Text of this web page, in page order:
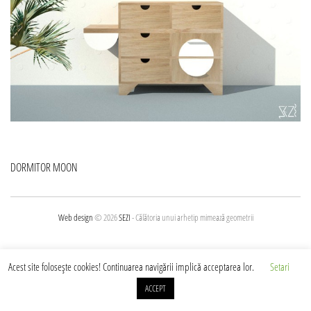
Navigare
în
DORMITOR MOON
Web design© 2026SEZI- Călătoria unui arhetip mimează geometrii
Acest site foloseşte cookies! Continuarea navigării implică acceptarea lor. Setari
ACCEPT